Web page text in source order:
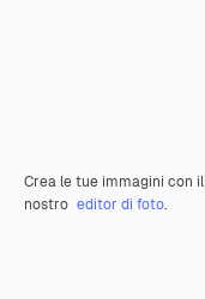
Crea le tue immagini con il
nostro editor di foto.